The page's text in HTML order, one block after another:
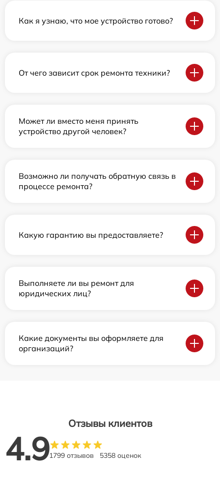
Как я узнаю, что мое устройство готово?
От чего зависит срок ремонта техники?
Может ли вместо меня принять
устройство другой человек?
Возможно ли получать обратную связь в
процессе ремонта?
Какую гарантию вы предоставляете?
Выполняете ли вы ремонт для
юридических лиц?
Какие документы вы оформляете для
организаций?
Отзывы клиентов
4.91799 отзывов 5358 оценок